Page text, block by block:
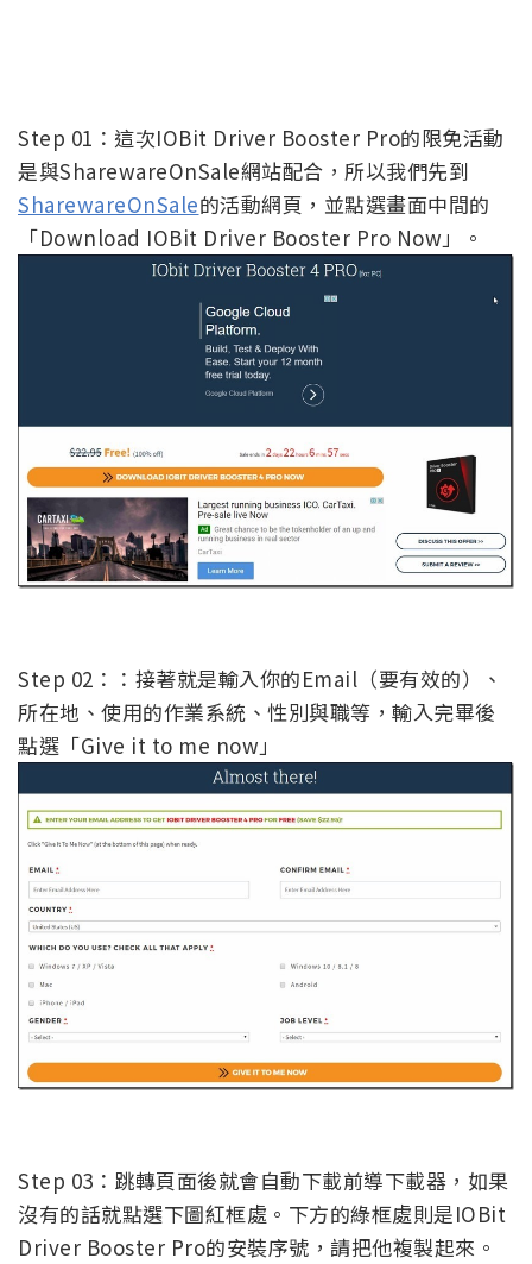
Step 01：這次IOBit Driver Booster Pro的限免活動
是與SharewareOnSale網站配合，所以我們先到
SharewareOnSale的活動網頁，並點選畫面中間的
「Download IOBit Driver Booster Pro Now」。
Step 02：：接著就是輸入你的Email（要有效的）、
所在地、使用的作業系統、性別與職等，輸入完畢後
點選「Give it to me now」
Step 03：跳轉頁面後就會自動下載前導下載器，如果
沒有的話就點選下圖紅框處。下方的綠框處則是IOBit
Driver Booster Pro的安裝序號，請把他複製起來。